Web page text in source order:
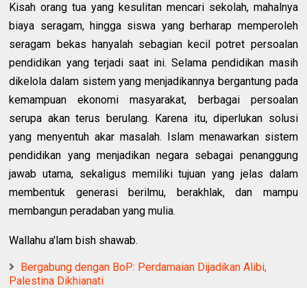
Kisah orang tua yang kesulitan mencari sekolah, mahalnya
biaya seragam, hingga siswa yang berharap memperoleh
seragam bekas hanyalah sebagian kecil potret persoalan
pendidikan yang terjadi saat ini. Selama pendidikan masih
dikelola dalam sistem yang menjadikannya bergantung pada
kemampuan ekonomi masyarakat, berbagai persoalan
serupa akan terus berulang. Karena itu, diperlukan solusi
yang menyentuh akar masalah. Islam menawarkan sistem
pendidikan yang menjadikan negara sebagai penanggung
jawab utama, sekaligus memiliki tujuan yang jelas dalam
membentuk generasi berilmu, berakhlak, dan mampu
membangun peradaban yang mulia.
Wallahu a'lam bish shawab.
Bergabung dengan BoP: Perdamaian Dijadikan Alibi,
Palestina Dikhianati